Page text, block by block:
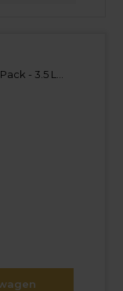
- 3.5 L...